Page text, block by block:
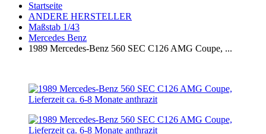
Startseite
ANDERE HERSTELLER
Maßstab 1/43
Mercedes Benz
1989 Mercedes-Benz 560 SEC C126 AMG Coupe, ...